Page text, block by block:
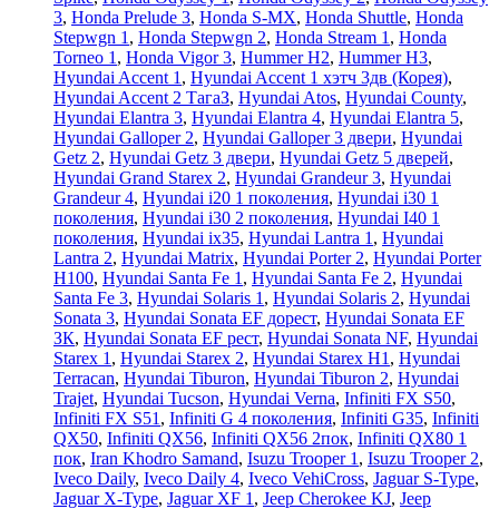
3, Honda Prelude 3, Honda S-MX, Honda Shuttle, Honda
Stepwgn 1 , Honda Stepwgn 2, Honda Stream 1 , Honda
Torneo 1 , Honda Vigor 3, Hummer H2, Hummer H3,
Hyundai Accent 1 , Hyundai Accent 1 хэтч 3дв (Корея),
Hyundai Accent 2 ТагаЗ, Hyundai Atos, Hyundai County,
Hyundai Elantra 3, Hyundai Elantra 4, Hyundai Elantra 5,
Hyundai Galloper 2, Hyundai Galloper 3 двери, Hyundai
Getz 2, Hyundai Getz 3 двери, Hyundai Getz 5 дверей,
Hyundai Grand Starex 2, Hyundai Grandeur 3, Hyundai
Grandeur 4, Hyundai i20 1 поколения, Hyundai i30 1
поколения, Hyundai i30 2 поколения, Hyundai I40 1
поколения, Hyundai ix35, Hyundai Lantra 1 , Hyundai
Lantra 2, Hyundai Matrix, Hyundai Porter 2, Hyundai Porter
H100, Hyundai Santa Fe 1 , Hyundai Santa Fe 2, Hyundai
Santa Fe 3, Hyundai Solaris 1 , Hyundai Solaris 2, Hyundai
Sonata 3, Hyundai Sonata EF дорест, Hyundai Sonata EF
ЗК, Hyundai Sonata EF рест, Hyundai Sonata NF, Hyundai
Starex 1 , Hyundai Starex 2, Hyundai Starex H1 , Hyundai
Terracan, Hyundai Tiburon, Hyundai Tiburon 2, Hyundai
Trajet, Hyundai Tucson, Hyundai Verna, Infiniti FX S50,
Infiniti FX S51 , Infiniti G 4 поколения, Infiniti G35, Infiniti
QX50, Infiniti QX56, Infiniti QX56 2пок, Infiniti QX80 1
пок, Iran Khodro Samand, Isuzu Trooper 1 , Isuzu Trooper 2,
Iveco Daily, Iveco Daily 4, Iveco VehiCross, Jaguar S-Type,
Jaguar X-Type, Jaguar XF 1 , Jeep Cherokee KJ, Jeep